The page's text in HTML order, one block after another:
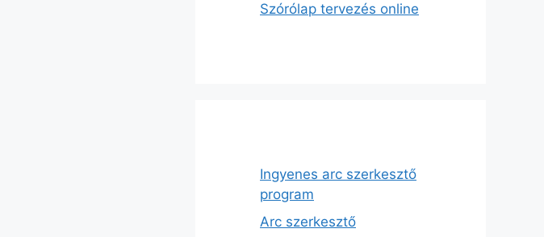
Szórólap tervezés online
Ingyenes arc szerkesztő
program
Arc szerkesztő